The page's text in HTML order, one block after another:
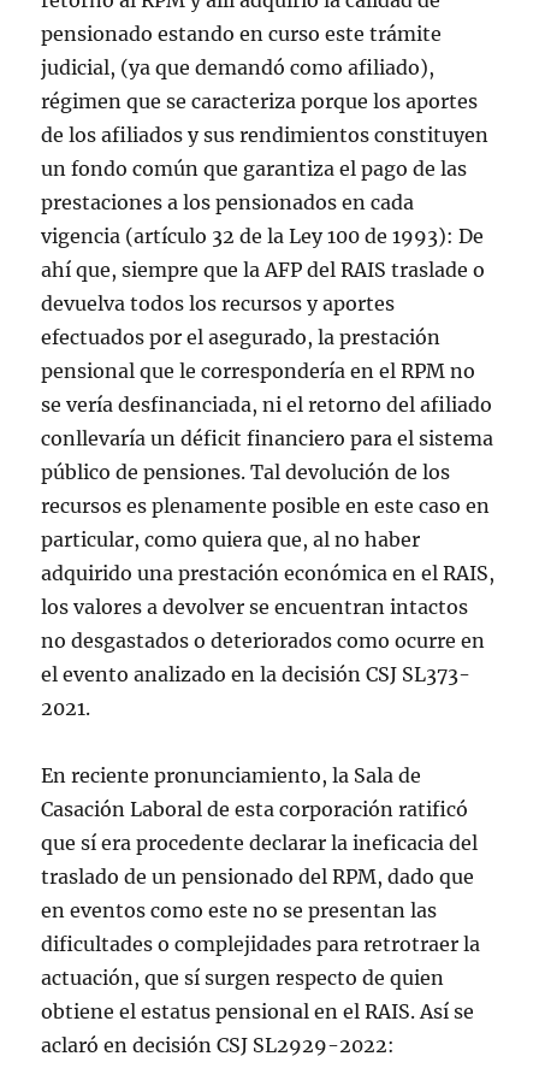
pensionado estando en curso este trámite
judicial, (ya que demandó como afiliado),
régimen que se caracteriza porque los aportes
de los afiliados y sus rendimientos constituyen
un fondo común que garantiza el pago de las
prestaciones a los pensionados en cada
vigencia (artículo 32 de la Ley 100 de 1993): De
ahí que, siempre que la AFP del RAIS traslade o
devuelva todos los recursos y aportes
efectuados por el asegurado, la prestación
pensional que le correspondería en el RPM no
se vería desfinanciada, ni el retorno del afiliado
conllevaría un déficit financiero para el sistema
público de pensiones. Tal devolución de los
recursos es plenamente posible en este caso en
particular, como quiera que, al no haber
adquirido una prestación económica en el RAIS,
los valores a devolver se encuentran intactos
no desgastados o deteriorados como ocurre en
el evento analizado en la decisión CSJ SL373-
2021.
En reciente pronunciamiento, la Sala de
Casación Laboral de esta corporación ratificó
que sí era procedente declarar la ineficacia del
traslado de un pensionado del RPM, dado que
en eventos como este no se presentan las
dificultades o complejidades para retrotraer la
actuación, que sí surgen respecto de quien
obtiene el estatus pensional en el RAIS. Así se
aclaró en decisión CSJ SL2929-2022: